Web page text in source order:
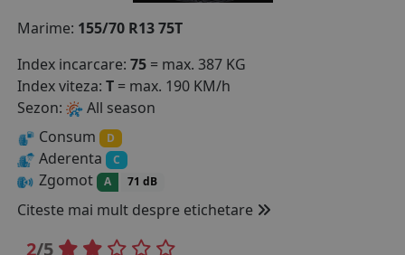
Marime: 155/70 R13 75T
Index incarcare: 75 = max. 387 KG
Index viteza: T = max. 190 KM/h
Sezon:
All season
Consum
D
Aderenta C
Zgomot A 71 dB
Citeste mai mult despre etichetare
2/5